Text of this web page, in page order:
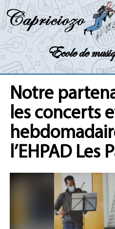
Ecole de
Notre partenaire annonce
les concerts
l’EHPAD Les